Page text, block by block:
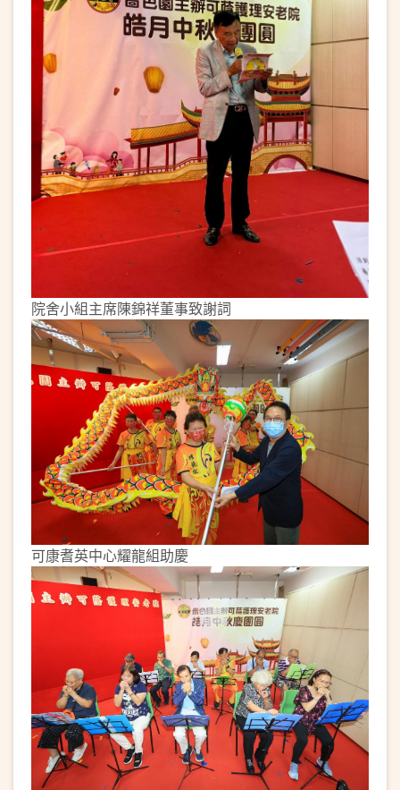
院舍小組主席陳錦祥董事致謝詞
可康耆英中心耀龍組助慶